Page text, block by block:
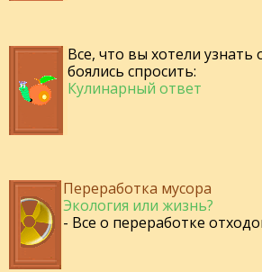
Все, что вы хотели узнать
боялись спросить:
Кулинарный ответ
Переработка мусора
Экология или жизнь?
- Все о переработке